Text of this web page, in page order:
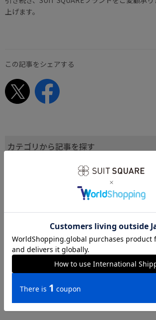
上げます。
この記事をシェアする
カテゴリから記事を探す
UNIVERSAL LANGUAGE
UNIVERSAL LANGUAGE MEASURE'S